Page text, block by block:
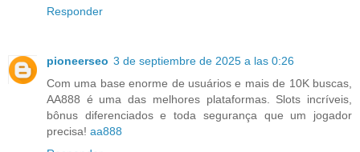
Responder
pioneerseo 3 de septiembre de 2025 a las 0:26
Com uma base enorme de usuários e mais de 10K buscas,
AA888 é uma das melhores plataformas. Slots incríveis,
bônus diferenciados e toda segurança que um jogador
precisa! aa888